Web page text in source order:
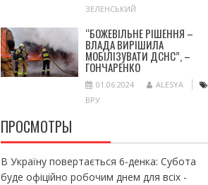
ЗЕЛЕНСЬКИЙ
“БОЖЕВІЛЬНЕ РІШЕННЯ –
ВЛАДА ВИРІШИЛА
МОБІЛІЗУВАТИ ДСНС”, –
ГОНЧАРЕНКО
01.06.2024
ALESYA
ВРУ
ПРОСМОТРЫ
В Україну повертається 6-денка: Субота
буде офіційно робочим днем для всіх-